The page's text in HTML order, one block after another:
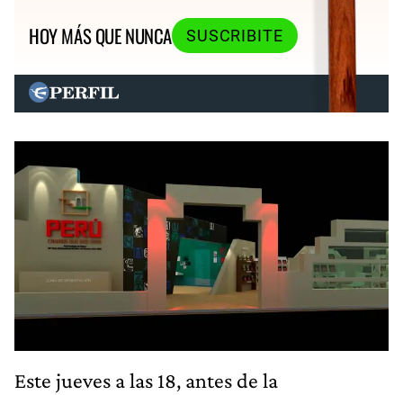
HOY MÁS QUE NUNCA
SUSCRIBITE
Este jueves a las 18, antes de la